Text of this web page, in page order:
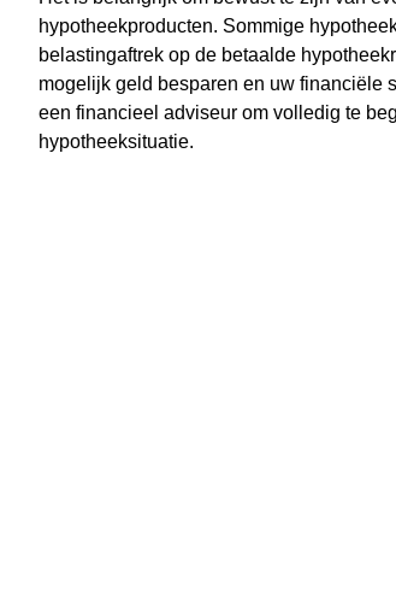
hypotheekproducten. Sommige
belastingaftrek op de betaalde
mogelijk geld besparen en uw financiële
een financieel adviseur om volledig te
hypotheeksituatie.